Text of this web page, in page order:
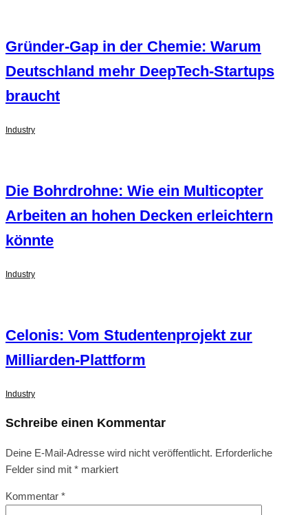
Gründer-Gap in der Chemie: Warum
Deutschland mehr DeepTech-Startups
braucht
Industry
Die Bohrdrohne: Wie ein Multicopter
Arbeiten an hohen Decken erleichtern
könnte
Industry
Celonis: Vom Studentenprojekt zur
Milliarden-Plattform
Industry
Schreibe einen Kommentar
Deine E-Mail-Adresse wird nicht veröffentlicht. Erforderliche
Felder sind mit * markiert
Kommentar *